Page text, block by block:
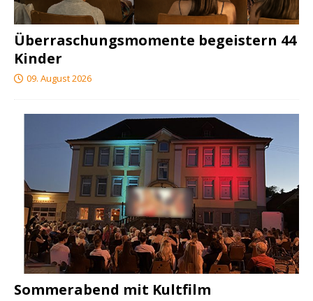
Überraschungsmomente begeistern 44
Kinder
09. August 2026
Sommerabend mit Kultfilm